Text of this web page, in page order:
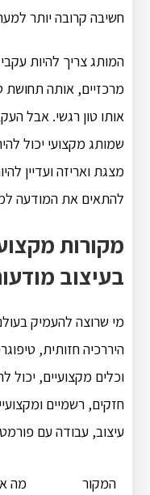
חשיבה קרובה יותר
המותג צריך להיות
מרכזיים, אותה תחושת
אותו טון רגשי. אבל
שמותג מקצועי יכול
מצגת ואריזה ועדיין
להתאים את המודעה
מקורות
בעיצוב מודעות
מי שרוצה להעמיק
היררכיה חזותית,
וכלים מקצועיים, יכול
חזקים, רשמיים
עיצוב, עבודה עם
המקור
מה